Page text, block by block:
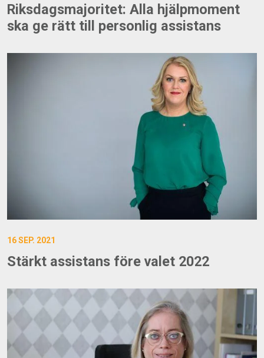
Riksdagsmajoritet: Alla hjälpmoment
ska ge rätt till personlig assistans
16 SEP. 2021
Stärkt assistans före valet 2022